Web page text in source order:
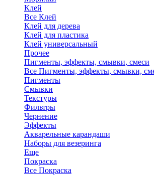
Клей
Все Клей
Клей для дерева
Клей для пластика
Клей универсальный
Прочее
Пигменты, эффекты, смывки, смеси
Все Пигменты, эффекты, смывки,
Пигменты
Смывки
Текстуры
Фильтры
Чернение
Эффекты
Акварельные карандаши
Наборы для везеринга
Еще
Покраска
Все Покраска